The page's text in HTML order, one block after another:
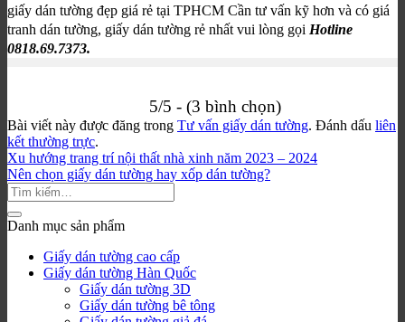
giấy dán tường đẹp giá rẻ tại TPHCM Cần tư vấn kỹ hơn và có giá
tranh dán tường, giấy dán tường rẻ nhất vui lòng gọi Hotline
0818.69.7373.
5/5 - (3 bình chọn)
Bài viết này được đăng trong Tư vấn giấy dán tường. Đánh dấu liên
kết thường trực.
Xu hướng trang trí nội thất nhà xinh năm 2023 – 2024
Nên chọn giấy dán tường hay xốp dán tường?
Danh mục sản phẩm
Giấy dán tường cao cấp
Giấy dán tường Hàn Quốc
Giấy dán tường 3D
Giấy dán tường bê tông